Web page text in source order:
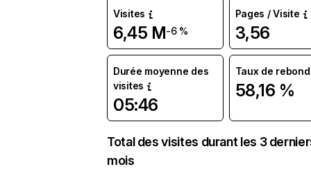
Visites
6,45 M-6 %
Pages / Visite
3,56
Durée moyenne des
visites
05:46
Taux de rebond
58,16 %
Total des visites durant les 3
mois